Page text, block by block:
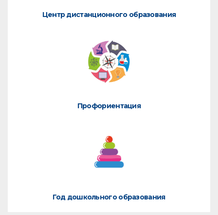
Центр дистанционного образования
Профориентация
Год дошкольного образования